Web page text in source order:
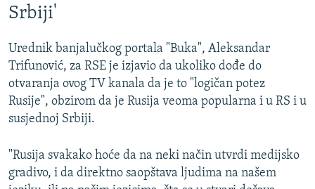
Srbiji'
Urednik banjalučkog portala "Buka", Aleksandar
Trifunović, za RSE je izjavio da ukoliko dođe do
otvaranja ovog TV kanala da je to "logičan potez
Rusije", obzirom da je Rusija veoma popularna i u RS i u
susjednoj Srbiji.
"Rusija svakako hoće da na neki način utvrdi medijsko
gradivo, i da direktno saopštava ljudima na našem